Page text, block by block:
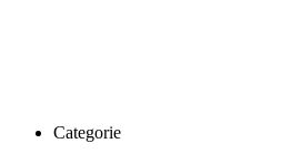
Categorie